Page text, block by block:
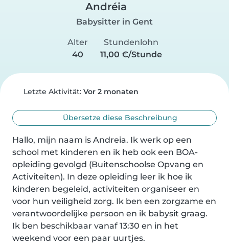
Andréia
Babysitter in Gent
Alter
40
Stundenlohn
11,00 €/Stunde
Letzte Aktivität: Vor 2 monaten
Übersetze diese Beschreibung
Hallo, mijn naam is Andreia. Ik werk op een
school met kinderen en ik heb ook een BOA-
opleiding gevolgd (Buitenschoolse Opvang en
Activiteiten). In deze opleiding leer ik hoe ik
kinderen begeleid, activiteiten organiseer en
voor hun veiligheid zorg. Ik ben een zorgzame en
verantwoordelijke persoon en ik babysit graag.
Ik ben beschikbaar vanaf 13:30 en in het
weekend voor een paar uurtjes.